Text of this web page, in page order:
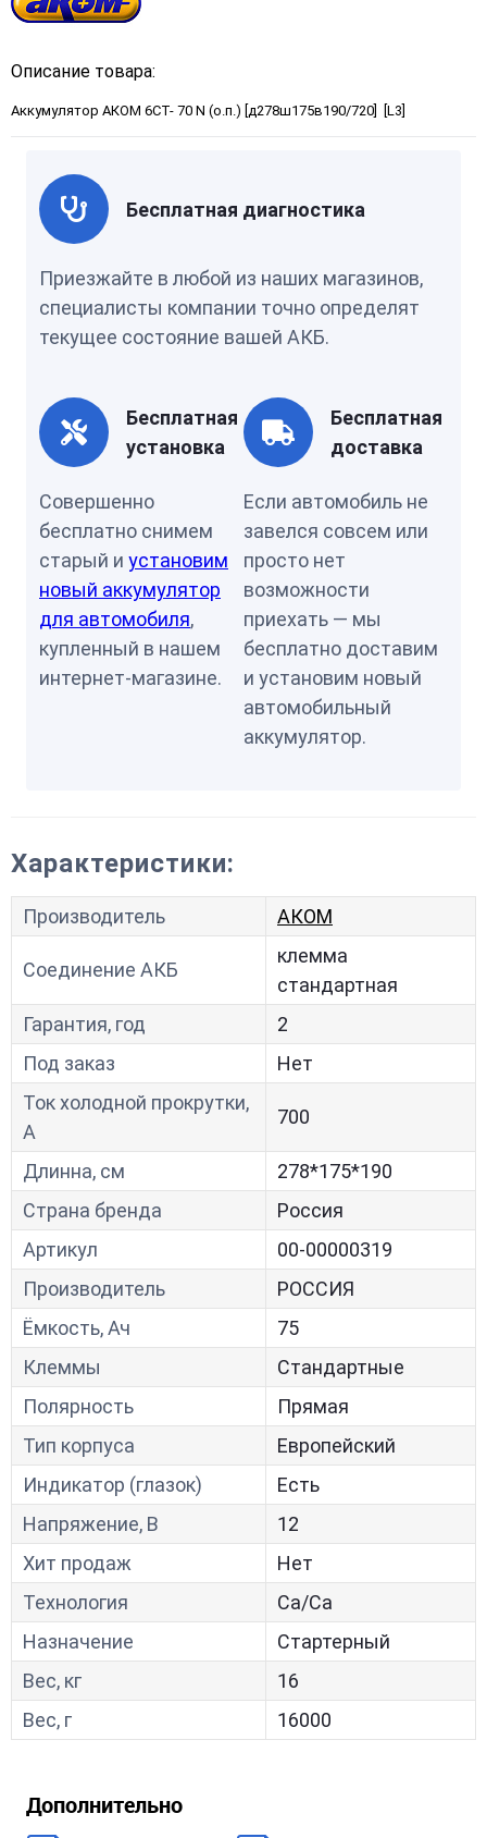
Описание товара:
Аккумулятор АКОМ 6СТ- 70 N (о.п.) [д278ш175в190/720] [L3]
Бесплатная диагностика
Приезжайте в любой из наших магазинов,
специалисты компании точно определят
текущее состояние вашей АКБ.
Бесплатная
установка
Совершенно
бесплатно снимем
старый и установим
новый аккумулятор
для автомобиля,
купленный в нашем
интернет-магазине.
Бесплатная
доставка
Если автомобиль не
завелся совсем или
просто нет
возможности
приехать — мы
бесплатно доставим
и установим новый
автомобильный
аккумулятор.
Характеристики:
Производитель АКОМ
Соединение АКБ
клемма
стандартная
Гарантия, год
2
Под заказ
Нет
Ток холодной прокрутки,
A
700
Длинна, см
278*175*190
Страна бренда
Россия
Артикул
00-00000319
Производитель
РОССИЯ
Ёмкость, Ач
75
Клеммы
Стандартные
Полярность
Прямая
Тип корпуса
Европейский
Индикатор (глазок)
Есть
Напряжение, В
12
Хит продаж
Нет
Технология
Са/Са
Назначение
Стартерный
Вес, кг
16
Вес, г
16000
Дополнительно